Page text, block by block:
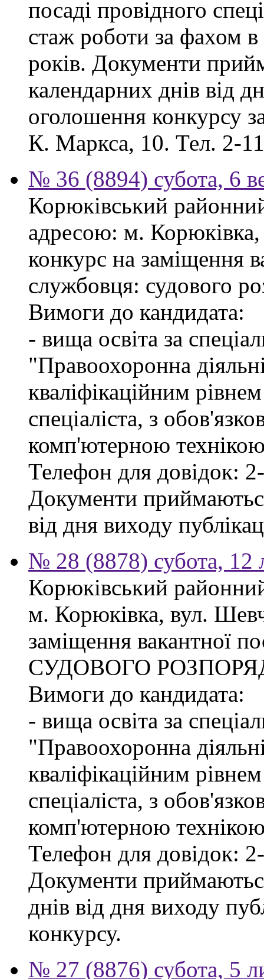
посаді провідного
стаж роботи за фахом
років. Документи
календарних днів від
оголошення конкурсу
К. Маркса, 10. Тел. 2-
№ 36 (8894) субота, 6
Корюківський
адресою: м.
конкурс на заміщення
службовця: судового
Вимоги до кандидата:
- вища освіта за
"Правоохоронна
кваліфікаційним
спеціаліста, з
комп'ютерною
Телефон для довідок:
Документи
від дня виходу
№ 28 (8878) субота, 12
Корюківський
м. Корюківка, вул.
заміщення вакантної
СУДОВОГО
Вимоги до кандидата:
- вища освіта за
"Правоохоронна
кваліфікаційним
спеціаліста, з
комп'ютерною
Телефон для довідок:
Документи
днів від дня виходу
конкурсу.
№ 27 (8876) субота, 5